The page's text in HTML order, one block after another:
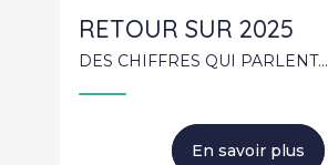
RETOUR SUR 2025
DES CHIFFRES QUI PARLENT...
En savoir plus